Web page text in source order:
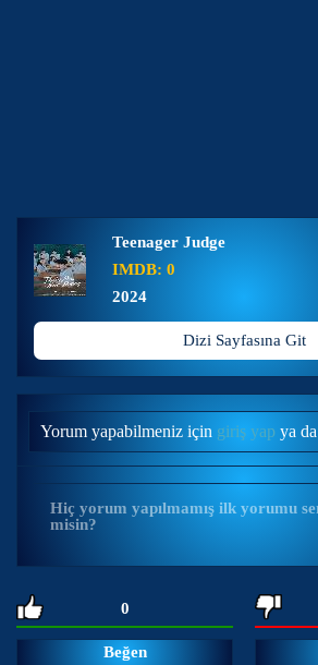
Teenager Judge
IMDB: 0
2024
Dizi Sayfasına Git
Yorum yapabilmeniz için giriş yap ya da
Hiç yorum yapılmamış ilk yorumu
misin?
0
Beğen